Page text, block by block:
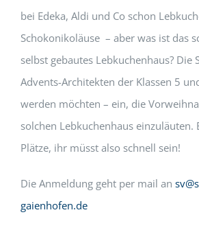
bei Edeka, Aldi und Co schon
Schokonikoläuse – aber was ist das
selbst gebautes Lebkuchenhaus? Die
Advents-Architekten der Klassen 5
werden möchten – ein, die
solchen Lebkuchenhaus einzuläuten.
Plätze, ihr müsst also schnell sein!
Die Anmeldung geht per mail an
gaienhofen.de